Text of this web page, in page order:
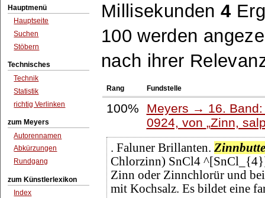
Hauptmenü
Hauptseite
Suchen
Stöbern
Technisches
Technik
Statistik
richtig Verlinken
zum Meyers
Autorennamen
Abkürzungen
Rundgang
zum Künstlerlexikon
Index
Millisekunden4
100 werden
nach ihrer
Rang Fundstelle
100%
Meyers → 16.
0924, von Zinn,
. Faluner Brillanten.
Chlorzinn) SnCl4
Zinn oder Zinnchlorür und
mit Kochsalz. Es bildet eine